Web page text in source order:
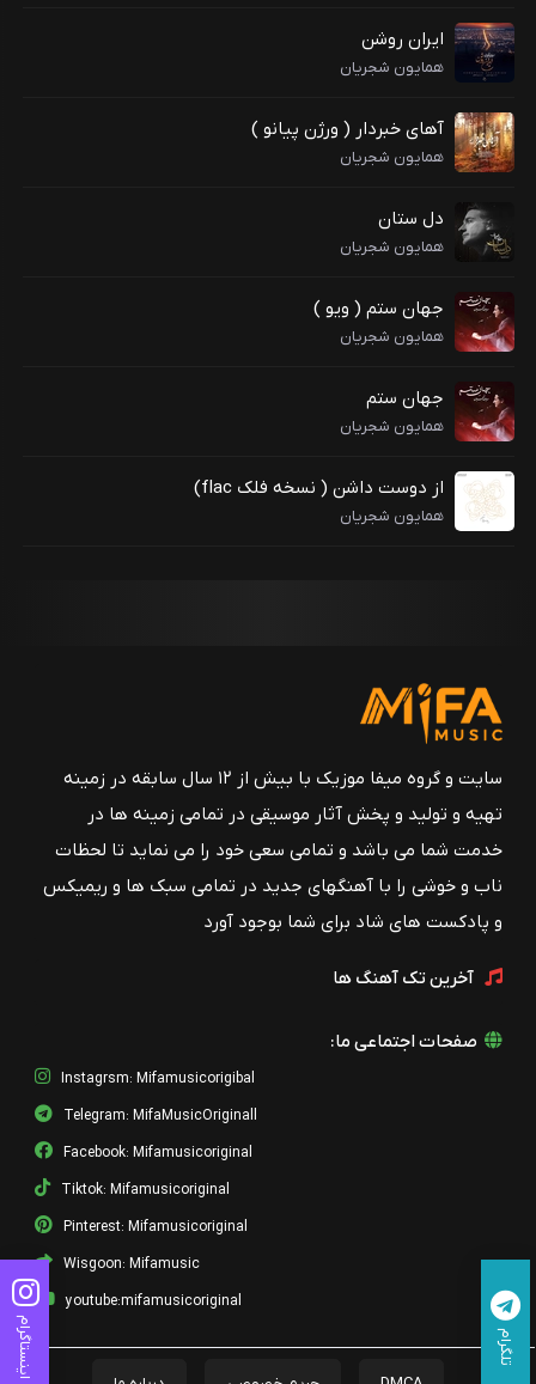
ایران روشن
همایون شجریان
آهای خبردار ( ورژن پیانو )
همایون شجریان
دل ستان
همایون شجریان
جهان ستم ( ویو )
همایون شجریان
جهان ستم
همایون شجریان
از دوست داشن ( نسخه فلک flac)
همایون شجریان
سایت و گروه میفا موزیک با بیش از ۱۲ سال سابقه در زمینه
تهیه و تولید و پخش آثار موسیقی در تمامی زمینه ها در
خدمت شما می باشد و تمامی سعی خود را می نماید تا لحظات
ناب و خوشی را با آهنگهای جدید در تمامی سبک ها و ریمیکس
و پادکست های شاد برای شما بوجود آورد
آخرین تک آهنگ ها
صفحات اجتماعی ما:
Instagrsm: Mifamusicorigibal
Telegram: MifaMusicOriginall
Facebook: Mifamusicoriginal
Tiktok: Mifamusicoriginal
Pinterest: Mifamusicoriginal
Wisgoon: Mifamusic
youtube:mifamusicoriginal
اینستاگرام تلگرام